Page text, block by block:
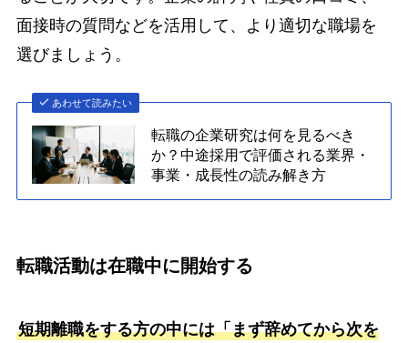
面接時の質問などを活用して、より適切な職場を
選びましょう。
あわせて読みたい
転職の企業研究は何を見るべき
か？中途採用で評価される業界・
事業・成長性の読み解き方
転職活動は在職中に開始する
短期離職をする方の中には「まず辞めてから次を